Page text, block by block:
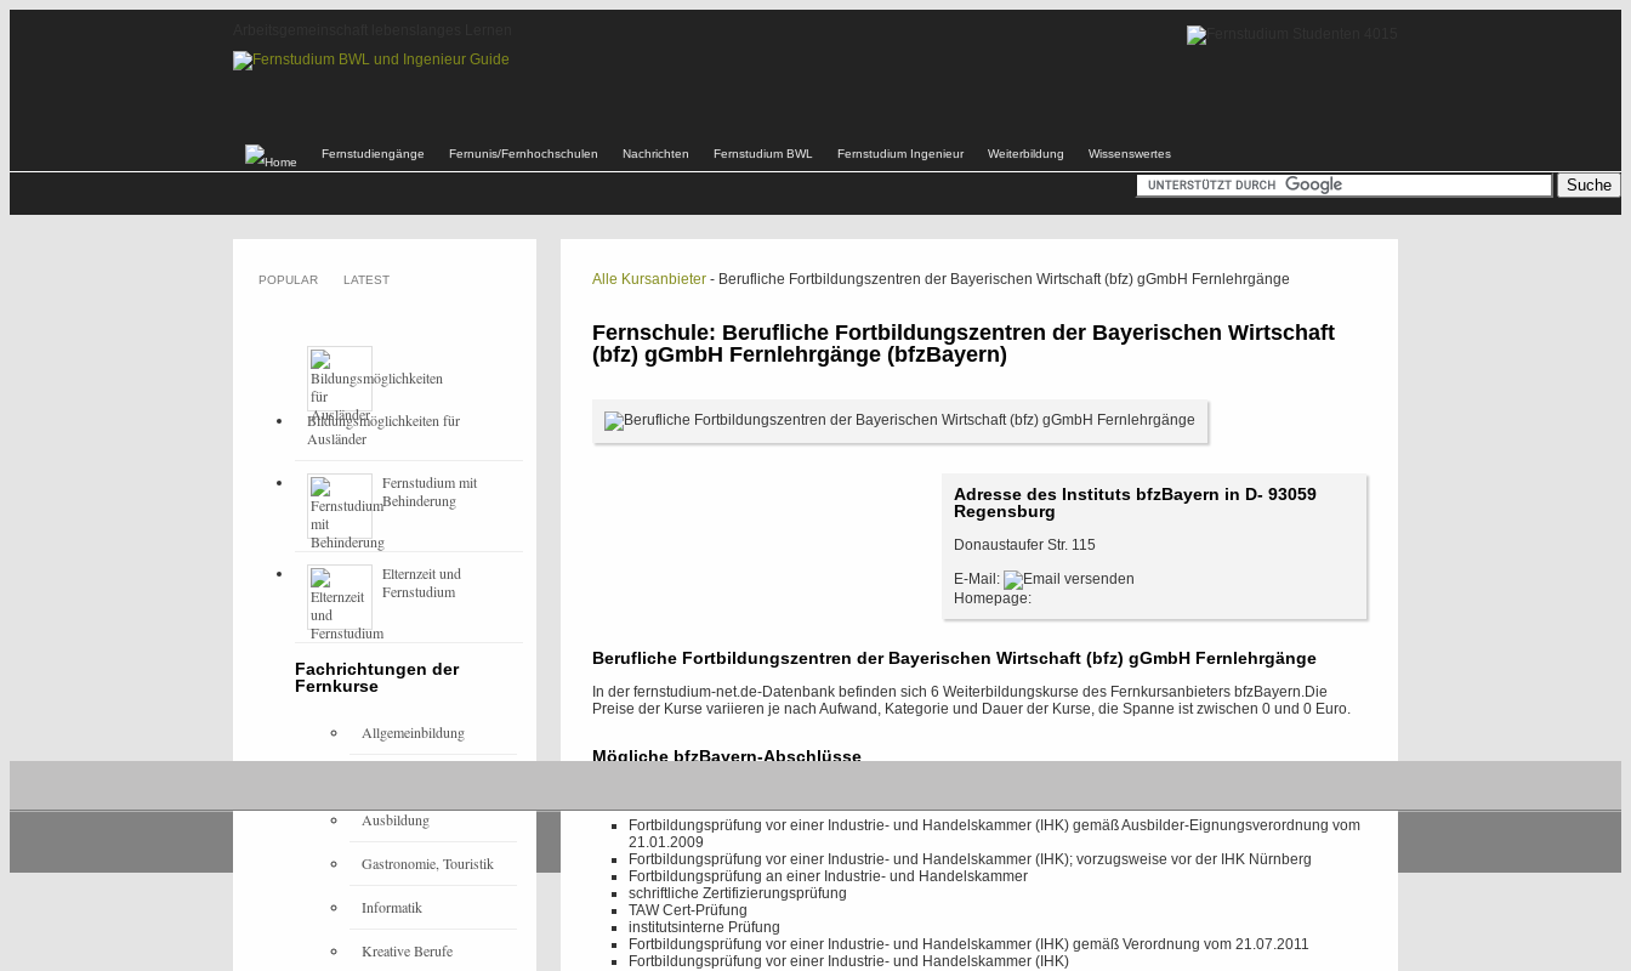
Fernstudiengänge Fernunis/Fernhochschulen Nachrichten Fernstudium BWL Fernstudium Ingenieur Weiterbildung Wissenswertes
Alle Kursanbieter - Berufliche Fortbildungszentren der Bayerischen Wirtschaft (bfz) gGmbH Fernlehrgänge
Fernschule: Berufliche Fortbildungszentren der Bayerischen Wirtschaft
(bfz) gGmbH Fernlehrgänge (bfzBayern)
Adresse des Instituts bfzBayern in D- 93059
Regensburg
Donaustaufer Str. 115
E-Mail:
Homepage:
Berufliche Fortbildungszentren der Bayerischen Wirtschaft (bfz) gGmbH Fernlehrgänge
In der fernstudium-net.de-Datenbank befinden sich 6 Weiterbildungskurse des Fernkursanbieters bfzBayern.Die
Preise der Kurse variieren je nach Aufwand, Kategorie und Dauer der Kurse, die Spanne ist zwischen 0 und 0 Euro.
Mögliche bfzBayern-Abschlüsse
Fortbildungsprüfung vor einer Industrie- und Handelskammer (IHK) gemäß Ausbilder-Eignungsverordnung vom
21.01.2009
Fortbildungsprüfung vor einer Industrie- und Handelskammer (IHK); vorzugsweise vor der IHK Nürnberg
Fortbildungsprüfung an einer Industrie- und Handelskammer
schriftliche Zertifizierungsprüfung
TAW Cert-Prüfung
institutsinterne Prüfung
Fortbildungsprüfung vor einer Industrie- und Handelskammer (IHK) gemäß Verordnung vom 21.07.2011
Fortbildungsprüfung vor einer Industrie- und Handelskammer (IHK)
POPULAR LATEST
Bildungsmöglichkeiten für
Ausländer
Fernstudium mit
Behinderung
Elternzeit und
Fernstudium
Fachrichtungen der
Fernkurse
Allgemeinbildung
Ausbildung
Gastronomie, Touristik
Informatik
Kreative Berufe